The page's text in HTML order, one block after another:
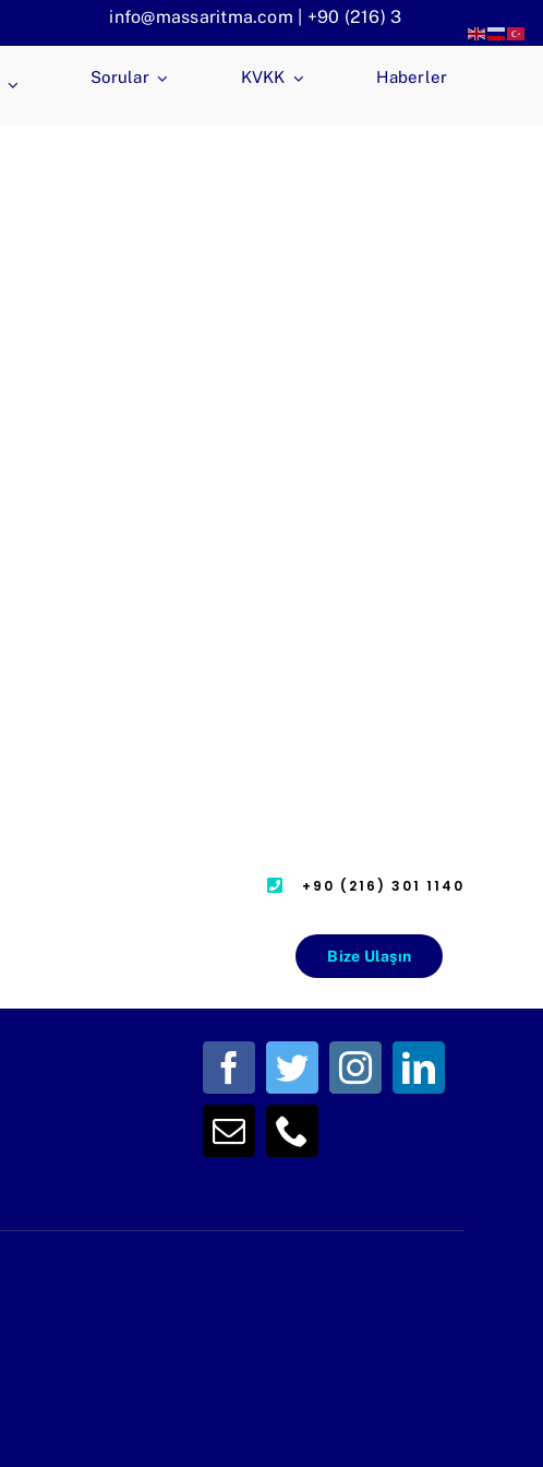
info@massaritma.com | +90 (216) 301 1140
Sorular KVKK Haberler
+90 (216) 301 1140
Bize Ulaşın